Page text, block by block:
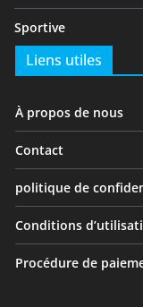
Sportive
Liens utiles
À propos de nous
Contact
politique de
Conditions
Procédure de